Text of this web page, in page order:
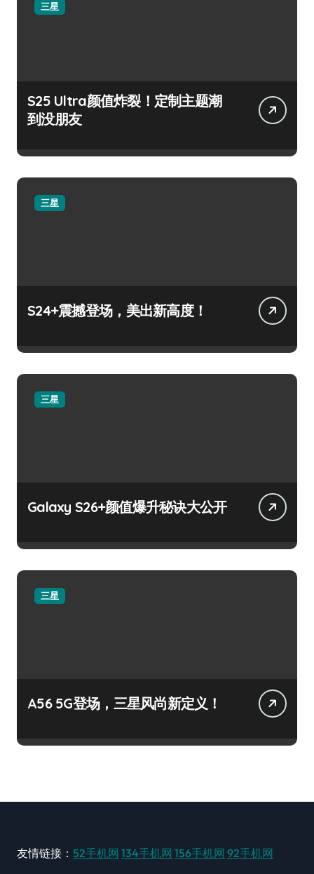
三星
S25 Ultra颜值炸裂！定制主题潮
到没朋友
三星
S24+震撼登场，美出新高度！
三星
Galaxy S26+颜值爆升秘诀大公开
三星
A56 5G登场，三星风尚新定义！
友情链接： 52手机网 134手机网 156手机网 92手机网